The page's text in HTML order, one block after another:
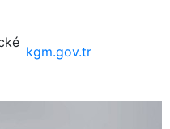
kgm.gov.tr